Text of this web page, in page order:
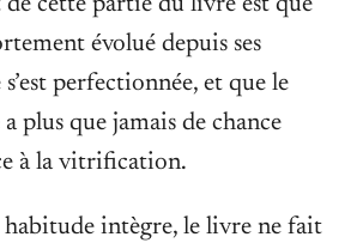
de cette partie du livre est que
évolué depuis ses
s’est perfectionnée, et que le
plus que jamais de chance
à la vitrification.
habitude intègre, le livre ne fait